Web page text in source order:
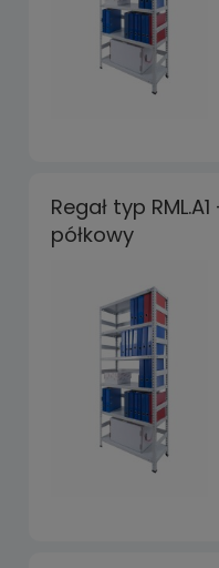
Regał typ
półkowy